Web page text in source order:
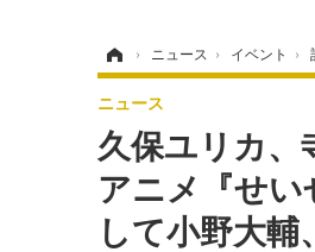
› ニュース › イベント ›
久保ユリカ、
アニメ『せい
して小野大輔
ニュース